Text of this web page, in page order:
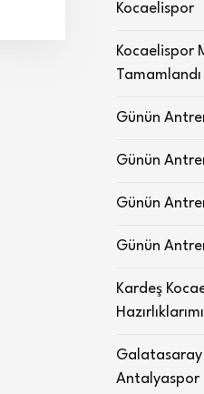
Kocaelispor
Kocaelispor
Tamamlandı
Günün
Günün
Günün
Günün
Kardeş
Antalyaspor